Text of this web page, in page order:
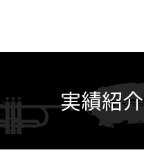
実績紹介